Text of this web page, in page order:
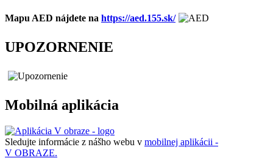
Mapu AED nájdete na https://aed.155.sk/
UPOZORNENIE
Mobilná aplikácia
Sledujte informácie z nášho webu v mobilnej aplikácii -
V OBRAZE.